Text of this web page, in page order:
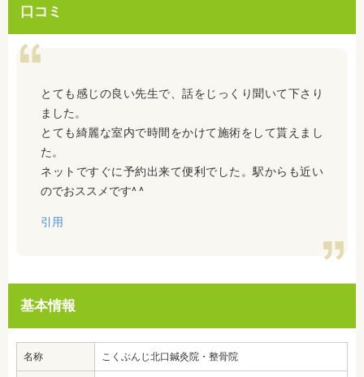
口コミ
とても感じの良い先生で、話をじっくり聞いて下さり
ました。
とても綺麗な室内で時間をかけて施術をして貰えまし
た。
ネットですぐに予約出来て便利でした。駅からも近い
のでおススメです^ ^
引用
基本情報
名称 こくぶんじ北口鍼灸院・整骨院